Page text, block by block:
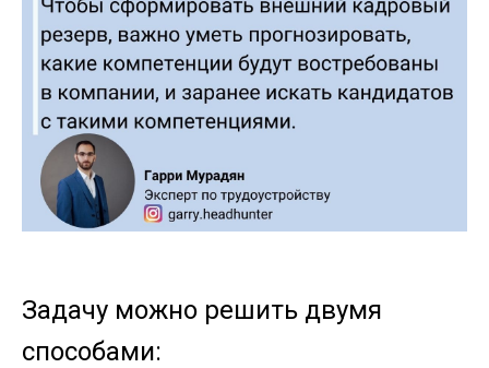
Задачу можно решить двумя
способами: